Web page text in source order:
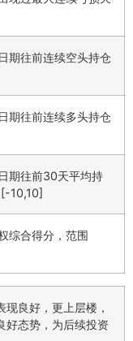
期往前连续空头持仓
期往前连续多头持仓
期往前30天平均持
10,10]
综合得分，范围
良好，更上层楼，
好态势，为后续投资